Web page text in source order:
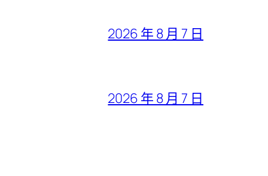
2026 年 8 月 7 日
2026 年 8 月 7 日